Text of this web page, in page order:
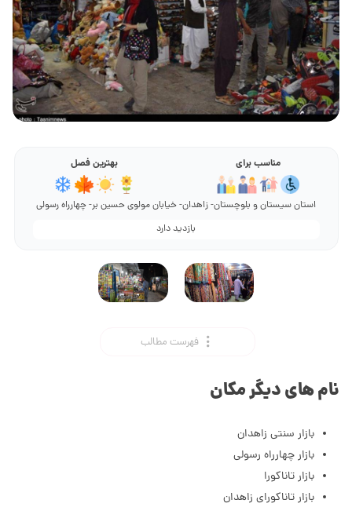
مناسب برای بهترین فصل
استان سیستان و بلوچستان- زاهدان- خیابان مولوی حسین بر- چهارراه رسولی
بازدید دارد
فهرست مطالب
نام های دیگر مکان
بازار سنتی زاهدان
بازار چهارراه رسولی
بازار تاناکورا
بازار تاناکورای زاهدان